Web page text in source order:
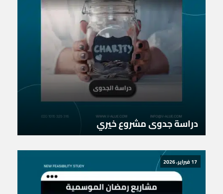
دراسة جدوى مشروع خيري
17 فبراير، 2026